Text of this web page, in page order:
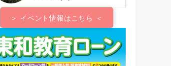
＞ イベント情報はこちら ＜